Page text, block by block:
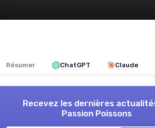
Résumer ChatGPT Claude
Recevez les dernières
Passion Poissons